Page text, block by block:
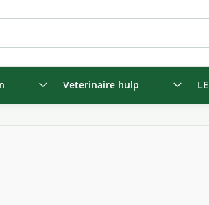
Veterinaire hulp